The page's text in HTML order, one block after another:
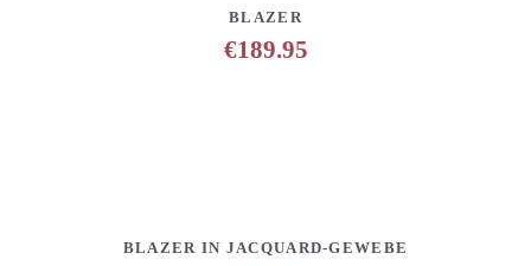
ANFRAGE HINZUFÜGEN
BLAZER
€189.95
DETAILS ANFRAGE HINZUFÜGEN
BLAZER IN JACQUARD-GEWEBE